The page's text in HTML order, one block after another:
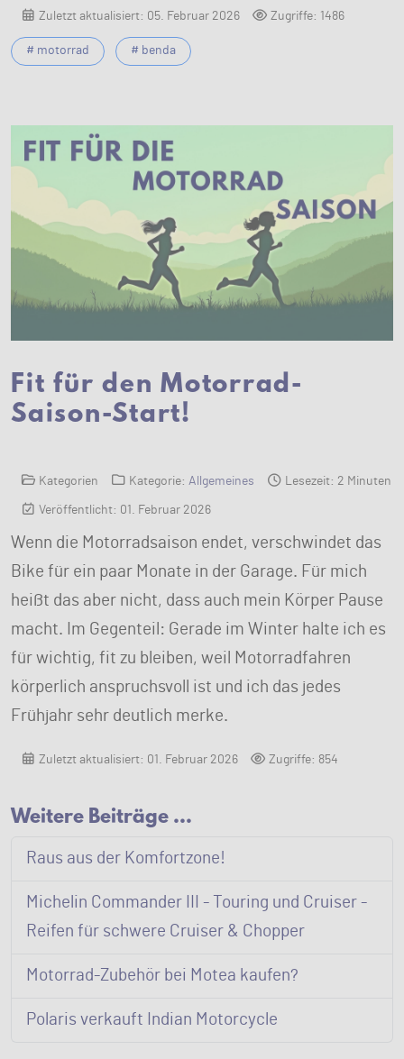
Zuletzt aktualisiert: 05. Februar 2026 Zugriffe: 1486
# motorrad # benda
Fit für den Motorrad-
Saison-Start!
Kategorien Kategorie: Allgemeines Lesezeit: 2 Minuten
Veröffentlicht: 01. Februar 2026
Wenn die Motorradsaison endet, verschwindet das
Bike für ein paar Monate in der Garage. Für mich
heißt das aber nicht, dass auch mein Körper Pause
macht. Im Gegenteil: Gerade im Winter halte ich es
für wichtig, fit zu bleiben, weil Motorradfahren
körperlich anspruchsvoll ist und ich das jedes
Frühjahr sehr deutlich merke.
Zuletzt aktualisiert: 01. Februar 2026 Zugriffe: 854
Weitere Beiträge …
Raus aus der Komfortzone!
Michelin Commander III - Touring und Cruiser -
Reifen für schwere Cruiser & Chopper
Motorrad-Zubehör bei Motea kaufen?
Polaris verkauft Indian Motorcycle